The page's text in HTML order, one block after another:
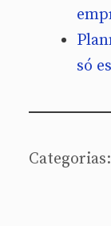
só
Categorias: